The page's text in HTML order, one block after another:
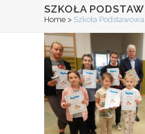
SZKOŁA
Home > Szkoła Podstawowa